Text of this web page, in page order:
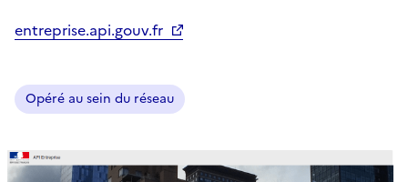
entreprise.api.gouv.fr
Opéré au sein du réseau